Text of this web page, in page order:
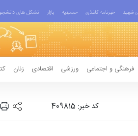
شهید خبرنامه کاغذی حسینیه بازار تشکل های
فرهنگی و اجتماعی ورزشی اقتصادی زنان
کد خبر: 409815